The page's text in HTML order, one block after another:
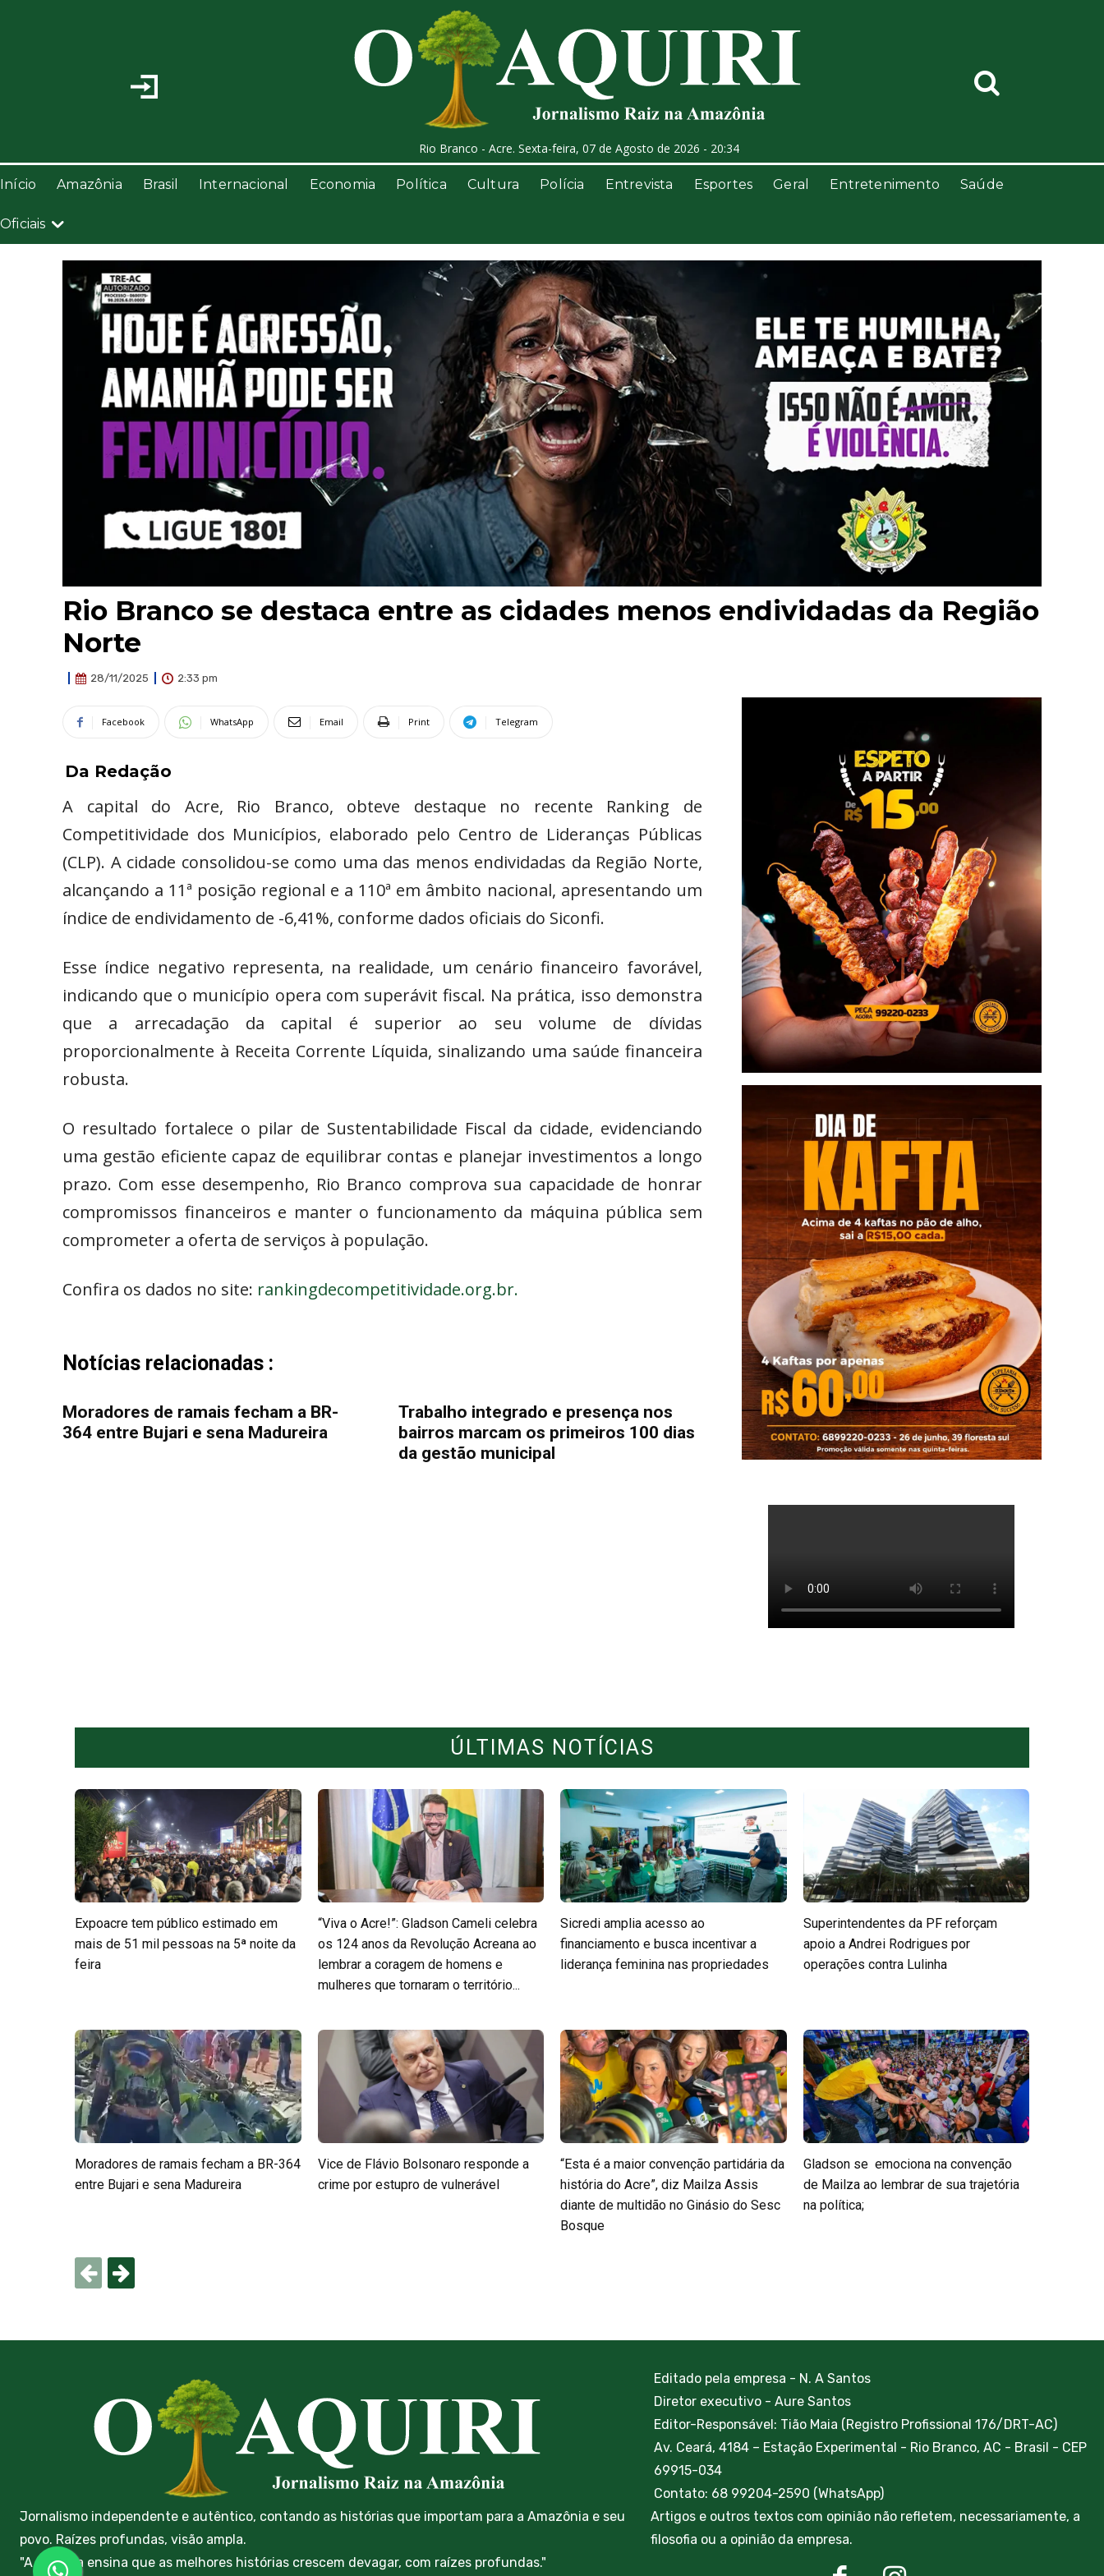
Rio Branco - Acre. Sexta-feira, 07 de Agosto de 2026 - 20:34
Início Amazônia Brasil Internacional Economia Política Cultura Polícia Entrevista Esportes Geral Entretenimento Saúde
Oficiais
Rio Branco se destaca entre as cidades menos endividadas da Região
Norte
28/11/2025 2:33 pm
Facebook WhatsApp Email Print Telegram
Da Redação
A capital do Acre, Rio Branco, obteve destaque no recente Ranking de
Competitividade dos Municípios, elaborado pelo Centro de Lideranças Públicas
(CLP). A cidade consolidou-se como uma das menos endividadas da Região Norte,
alcançando a 11ª posição regional e a 110ª em âmbito nacional, apresentando um
índice de endividamento de -6,41%, conforme dados oficiais do Siconfi.
Esse índice negativo representa, na realidade, um cenário financeiro favorável,
indicando que o município opera com superávit fiscal. Na prática, isso demonstra
que a arrecadação da capital é superior ao seu volume de dívidas
proporcionalmente à Receita Corrente Líquida, sinalizando uma saúde financeira
robusta.
O resultado fortalece o pilar de Sustentabilidade Fiscal da cidade, evidenciando
uma gestão eficiente capaz de equilibrar contas e planejar investimentos a longo
prazo. Com esse desempenho, Rio Branco comprova sua capacidade de honrar
compromissos financeiros e manter o funcionamento da máquina pública sem
comprometer a oferta de serviços à população.
Confira os dados no site: rankingdecompetitividade.org.br.
Notícias relacionadas :
Moradores de ramais fecham a BR-
364 entre Bujari e sena Madureira
Trabalho integrado e presença nos
bairros marcam os primeiros 100 dias
da gestão municipal
ÚLTIMAS NOTÍCIAS
Expoacre tem público estimado em
mais de 51 mil pessoas na 5ª noite da
feira
“Viva o Acre!”: Gladson Cameli celebra
os 124 anos da Revolução Acreana ao
lembrar a coragem de homens e
mulheres que tornaram o território...
Sicredi amplia acesso ao
financiamento e busca incentivar a
liderança feminina nas propriedades
Superintendentes da PF reforçam
apoio a Andrei Rodrigues por
operações contra Lulinha
Moradores de ramais fecham a BR-364
entre Bujari e sena Madureira
Vice de Flávio Bolsonaro responde a
crime por estupro de vulnerável
“Esta é a maior convenção partidária da
história do Acre”, diz Mailza Assis
diante de multidão no Ginásio do Sesc
Bosque
Gladson se emociona na convenção
de Mailza ao lembrar de sua trajetória
na política;
Editado pela empresa - N. A Santos
Diretor executivo - Aure Santos
Editor-Responsável: Tião Maia (Registro Profissional 176/DRT-AC)
Av. Ceará, 4184 – Estação Experimental - Rio Branco, AC - Brasil - CEP
69915-034
Contato: 68 99204-2590 (WhatsApp)
Jornalismo independente e autêntico, contando as histórias que importam para a Amazônia e seu
povo. Raízes profundas, visão ampla.
"A floresta ensina que as melhores histórias crescem devagar, com raízes profundas."
Artigos e outros textos com opinião não refletem, necessariamente, a
filosofia ou a opinião da empresa.